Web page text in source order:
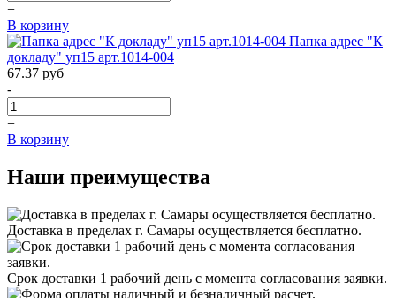
+
В корзину
Папка адрес "К
докладу" уп15 арт.1014-004
67.37 руб
-
+
В корзину
Наши преимущества
Доставка в пределах г. Самары осуществляется бесплатно.
Срок доставки 1 рабочий день с момента согласования заявки.